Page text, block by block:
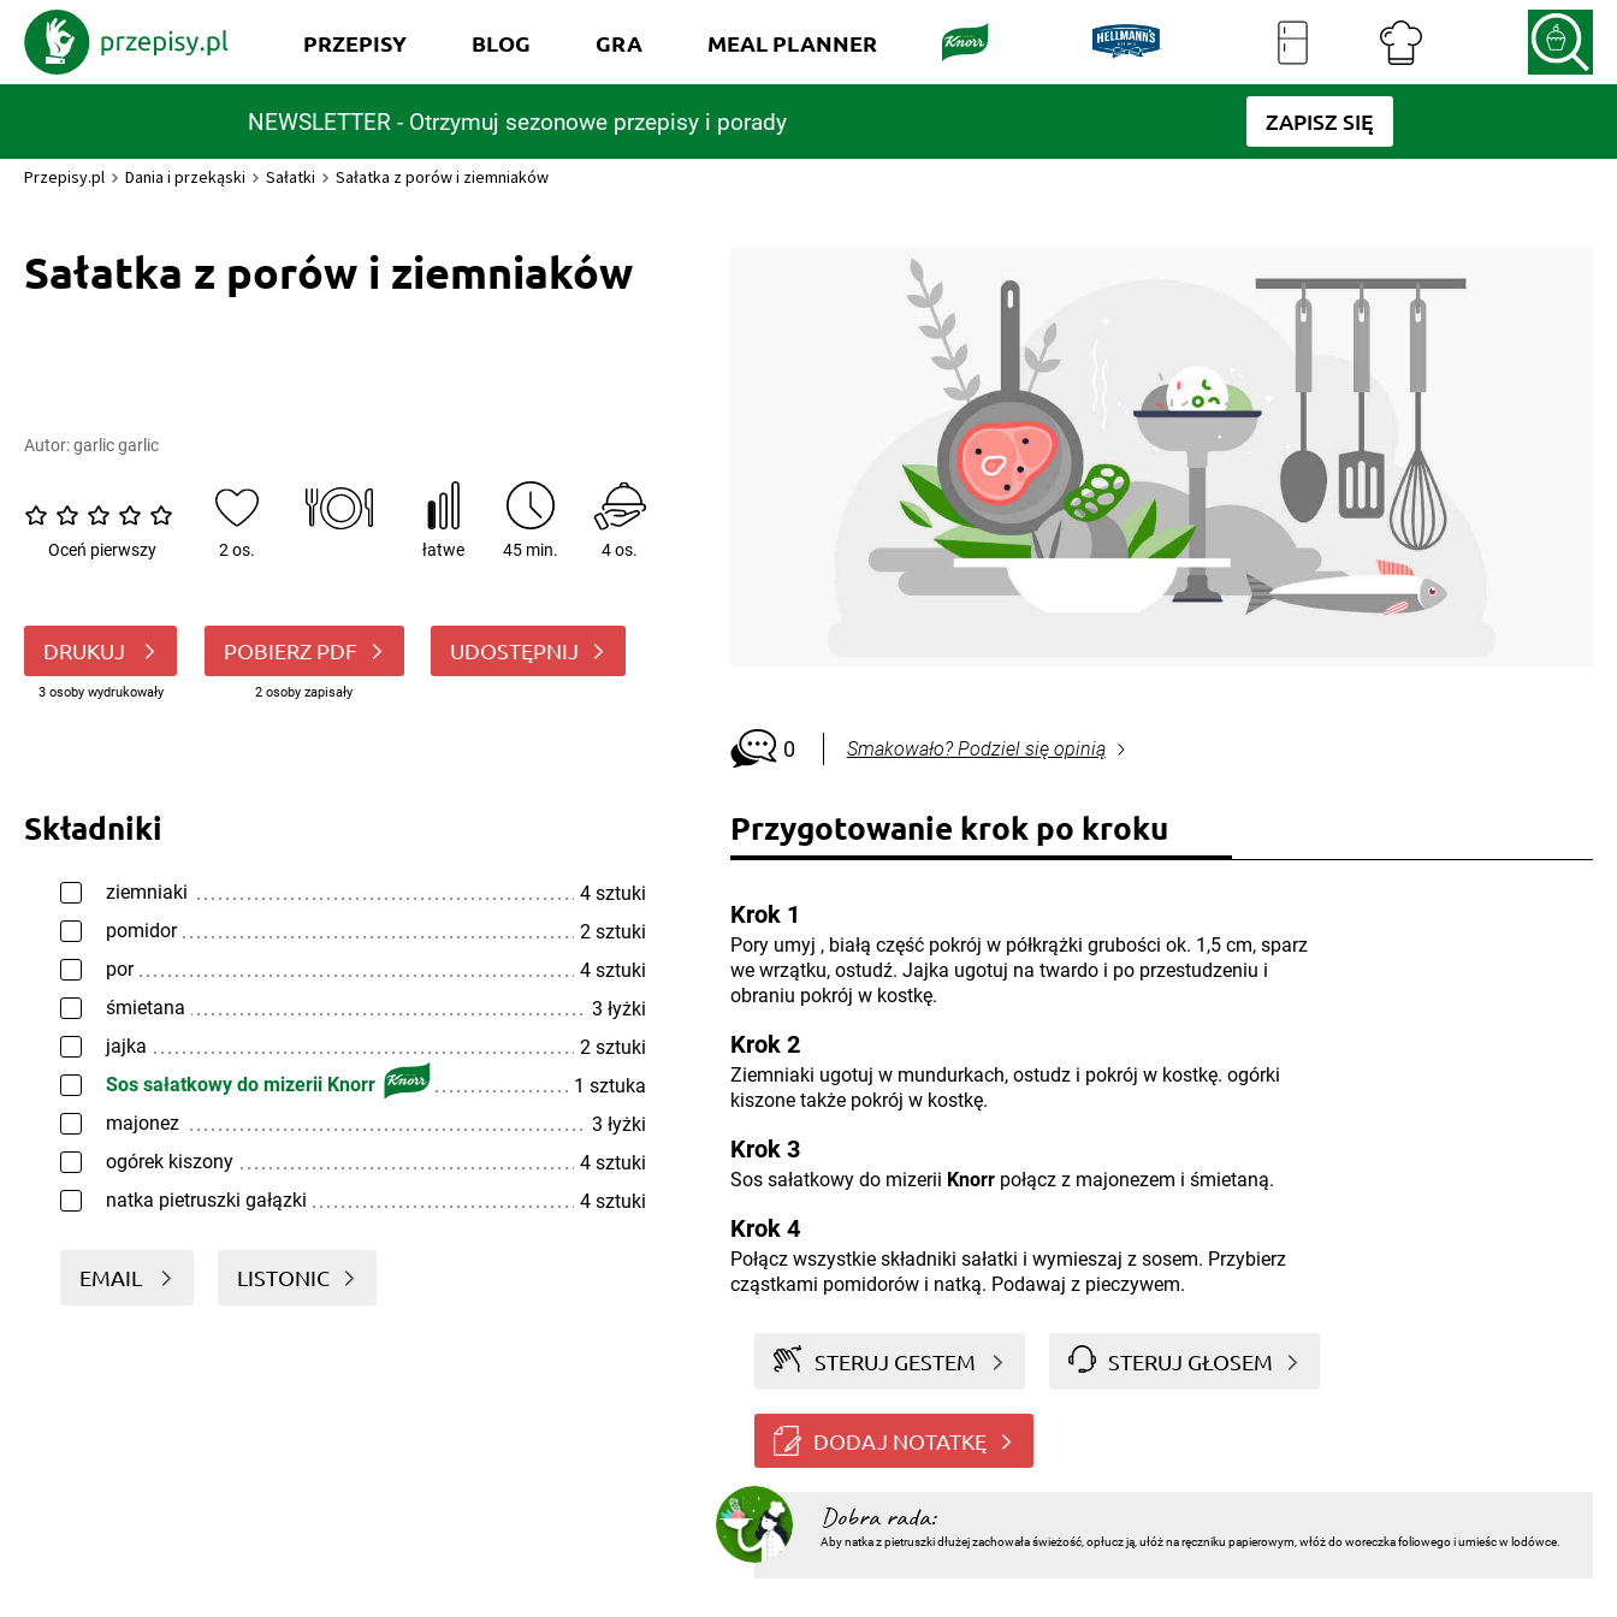
NEWSLETTER - Otrzymuj sezonowe przepisy i porady ZAPISZ SIĘ
PRZEPISY BLOG GRA MEAL PLANNER
Przepisy.pl Dania i przekąski Sałatki Sałatka z porów i ziemniaków
Sałatka z porów i ziemniaków
Autor:garlic garlic
Oceń pierwszy 2 os. łatwe 45 min. 4 os.
DRUKUJ
3 osoby wydrukowały
POBIERZ PDF
2 osoby zapisały
UDOSTĘPNIJ
0 Smakowało? Podziel się opinią
Składniki
ziemniaki
4 sztuki
pomidor
2 sztuki
por
4 sztuki
śmietana
3 łyżki
jajka
2 sztuki
Sos sałatkowy do mizerii Knorr
1 sztuka
majonez
3 łyżki
ogórek kiszony
4 sztuki
natka pietruszki gałązki
4 sztuki
EMAIL LISTONIC
Przygotowanie krok po kroku
Krok 1
Pory umyj , białą część pokrój w półkrążki grubości ok. 1,5 cm, sparz
we wrzątku, ostudź. Jajka ugotuj na twardo i po przestudzeniu i
obraniu pokrój w kostkę.
Krok 2
Ziemniaki ugotuj w mundurkach, ostudz i pokrój w kostkę. ogórki
kiszone także pokrój w kostkę.
Krok 3
Sos sałatkowy do mizerii Knorrpołącz z majonezem i śmietaną.
Krok 4
Połącz wszystkie składniki sałatki i wymieszaj z sosem. Przybierz
cząstkami pomidorów i natką. Podawaj z pieczywem.
STERUJ GESTEM STERUJ GŁOSEM
DODAJ NOTATKĘ
Dobra rada:
Aby natka z pietruszki dłużej zachowała świeżość, opłucz ją, ułóż na ręczniku papierowym, włóż do woreczka foliowego i umieśc w lodówce.